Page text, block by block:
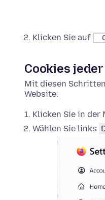
Klicken Sie auf
Cookies
Mit diesen
Website:
Klicken Sie in der
Wählen Sie links